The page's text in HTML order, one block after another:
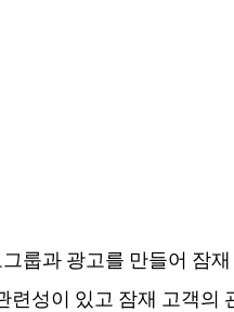
룹과 광고를 만들어 잠
성이 있고 잠재 고객의